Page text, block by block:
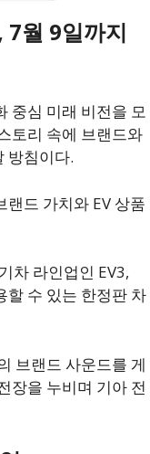
7월 9일까지
중심 미래 비전을 모
토리 속에 브랜드와
방침이다.
드 가치와 EV 상품
차 라인업인 EV3,
할 수 있는 한정판 차
브랜드 사운드를 게
장을 누비며 기아 전